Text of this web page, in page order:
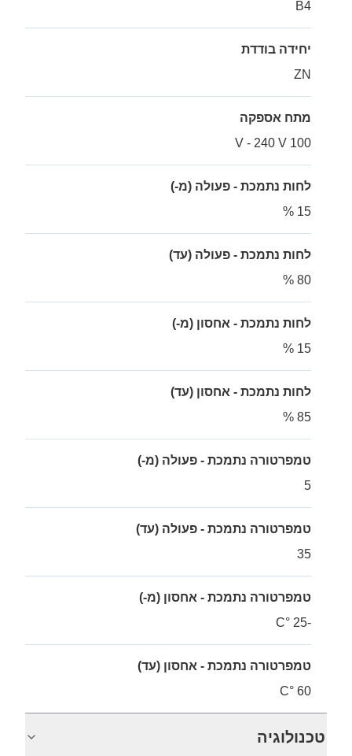
B4
יחידה בודדת
ZN
מתח אספקה
100 V - 240 V
לחות נתמכת - פעולה (מ-)
15 %
לחות נתמכת - פעולה (עד)
80 %
לחות נתמכת - אחסון (מ-)
15 %
לחות נתמכת - אחסון (עד)
85 %
טמפרטורה נתמכת - פעולה (מ-)
5
טמפרטורה נתמכת - פעולה (עד)
35
טמפרטורה נתמכת - אחסון (מ-)
-25 °C
טמפרטורה נתמכת - אחסון (עד)
60 °C
טכנולוגיה